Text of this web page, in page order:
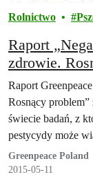
Rolnictwo
Raport
zdrowie.
Raport
Rosnący
świecie badań, z
pestycydy może
nowotworów,
Parkinsona i
Greenpeace Poland
2015-05-11